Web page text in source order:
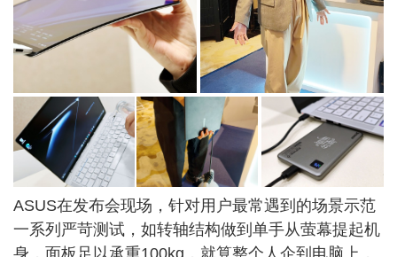
ASUS在发布会现场，针对用户最常遇到的场景示范
一系列严苛测试，如转轴结构做到单手从萤幕提起机